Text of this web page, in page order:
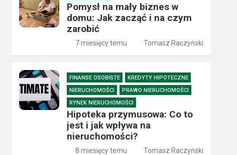
Pomysł na mały biznes w
domu: Jak zacząć i na czym
zarobić
7 miesięcy temu Tomasz Raczyński
FINANSE OSOBISTE
KREDYTY HIPOTECZNE
NIERUCHOMOŚCI
PRAWO NIERUCHOMOŚCI
RYNEK NIERUCHOMOŚCI
Hipoteka przymusowa: Co to
jest i jak wpływa na
nieruchomości?
8 miesięcy temu Tomasz Raczyński